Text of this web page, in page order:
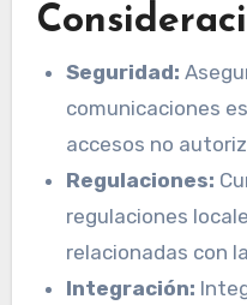
Seguridad:
comunicaciones
accesos no
Regulaciones:
regulaciones
relacionadas con
Integración: